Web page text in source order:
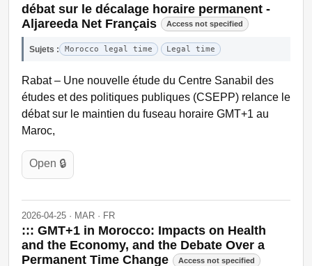
débat sur le décalage horaire permanent -
Aljareeda Net Français
Access not specified
Sujets : Morocco legal time Legal time
Rabat – Une nouvelle étude du Centre Sanabil des
études et des politiques publiques (CSEPP) relance le
débat sur le maintien du fuseau horaire GMT+1 au
Maroc,
Open 🔒
2026-04-25 · MAR · FR
::: GMT+1 in Morocco: Impacts on Health
and the Economy, and the Debate Over a
Permanent Time Change
Access not specified